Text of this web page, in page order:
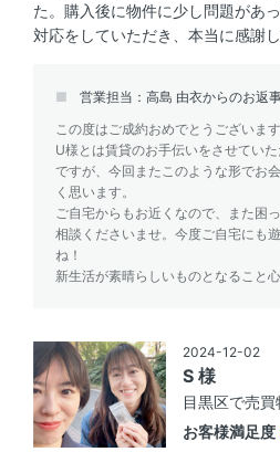
た。購入後に物件に少し問題があ
対応をしていただき、本当に感謝し
営業担当：高島 由衣からのお返
この度はご成約おめでとうございます
U様とは賃貸のお手伝いをさせてい
ですが、今回またこのような形でお
く思います。
ご自宅からもお近くなので、また困
相談くださいませ。今度ご自宅にも
ね！
新生活が素晴らしいものとなること
2024-12-02
S 様
目黒区で売
お客様満足度